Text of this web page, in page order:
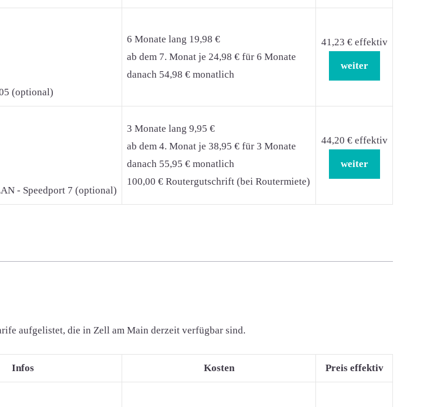
(optional)
6 Monate lang 19,98 €
ab dem 7. Monat je 24,98 € für 6 Monate
danach 54,98 € monatlich
41,23 € effektiv
weiter
- Speedport 7 (optional)
3 Monate lang 9,95 €
ab dem 4. Monat je 38,95 € für 3 Monate
danach 55,95 € monatlich
100,00 € Routergutschrift (bei Routermiete)
44,20 € effektiv
weiter
aufgelistet, die in Zell am Main derzeit verfügbar sind.
Infos Kosten Preis effektiv